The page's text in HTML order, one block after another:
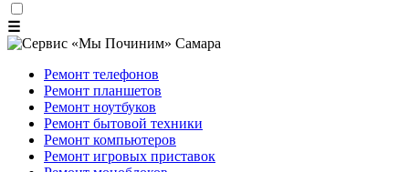
☰
Ремонт телефонов
Ремонт планшетов
Ремонт ноутбуков
Ремонт бытовой техники
Ремонт компьютеров
Ремонт игровых приставок